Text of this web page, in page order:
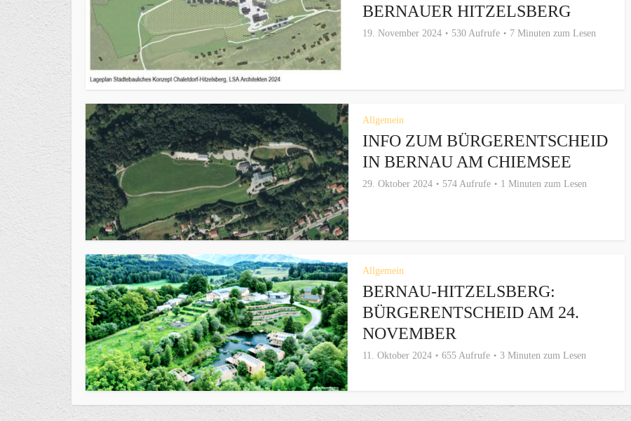
BERNAUER HITZELSBERG
19. November 2024 530 Aufrufe 7 Minuten zum Lesen
Allgemein
INFO ZUM BÜRGERENTSCHEID
IN BERNAU AM CHIEMSEE
29. Oktober 2024 574 Aufrufe 1 Minuten zum Lesen
Allgemein
BERNAU-HITZELSBERG:
BÜRGERENTSCHEID AM 24.
NOVEMBER
11. Oktober 2024 655 Aufrufe 3 Minuten zum Lesen